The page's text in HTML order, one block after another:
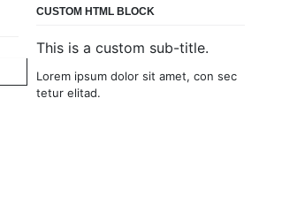
CUSTOM HTML BLOCK
This is a custom sub-title.
Lorem ipsum dolor sit amet, con sec
tetur elitad.